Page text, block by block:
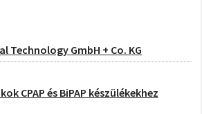
Technology GmbH + Co. KG
CPAP és BiPAP készülékekhez